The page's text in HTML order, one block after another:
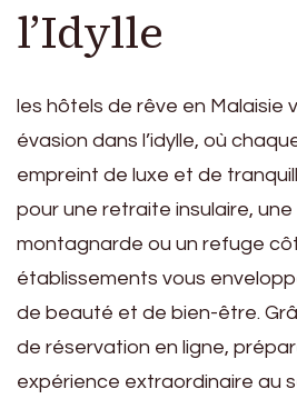
l’Idylle
les hôtels de rêve en Malaisie
évasion dans l’idylle, où
empreint de luxe et de
pour une retraite insulaire,
montagnarde ou un refuge
établissements vous
de beauté et de bien-être.
de réservation en ligne,
expérience extraordinaire au